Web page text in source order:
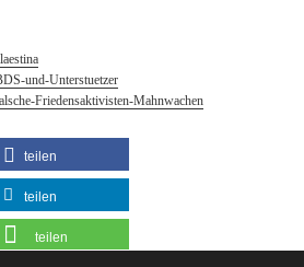
und-Unterstuetzer
Friedensaktivisten-Mahnwachen
teilen
teilen
teilen